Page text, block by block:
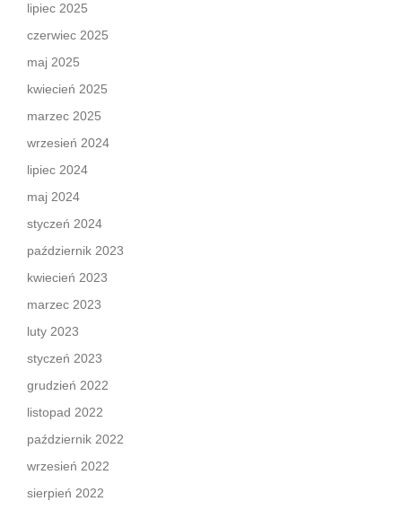
lipiec 2025
czerwiec 2025
maj 2025
kwiecień 2025
marzec 2025
wrzesień 2024
lipiec 2024
maj 2024
styczeń 2024
październik 2023
kwiecień 2023
marzec 2023
luty 2023
styczeń 2023
grudzień 2022
listopad 2022
październik 2022
wrzesień 2022
sierpień 2022